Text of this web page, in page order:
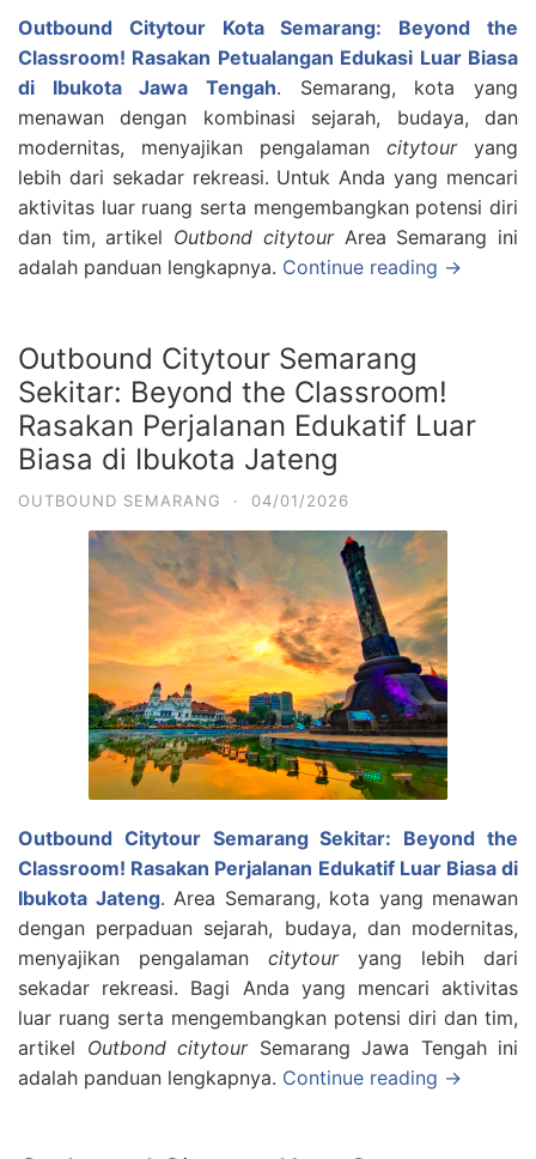
Outbound Citytour Kota Semarang: Beyond the
Classroom! Rasakan Petualangan Edukasi Luar Biasa
di Ibukota Jawa Tengah. Semarang, kota yang
menawan dengan kombinasi sejarah, budaya, dan
modernitas, menyajikan pengalaman citytouryang
lebih dari sekadar rekreasi. Untuk Anda yang mencari
aktivitas luar ruang serta mengembangkan potensi diri
dan tim, artikel Outbond citytourArea Semarang ini
adalah panduan lengkapnya. Continue reading →
Outbound Citytour Semarang
Sekitar: Beyond the Classroom!
Rasakan Perjalanan Edukatif Luar
Biasa di Ibukota Jateng
OUTBOUND SEMARANG · 04/01/2026
Outbound Citytour Semarang Sekitar: Beyond the
Classroom! Rasakan Perjalanan Edukatif Luar Biasa di
Ibukota Jateng. Area Semarang, kota yang menawan
dengan perpaduan sejarah, budaya, dan modernitas,
menyajikan pengalaman citytouryang lebih dari
sekadar rekreasi. Bagi Anda yang mencari aktivitas
luar ruang serta mengembangkan potensi diri dan tim,
artikel Outbond citytourSemarang Jawa Tengah ini
adalah panduan lengkapnya. Continue reading →